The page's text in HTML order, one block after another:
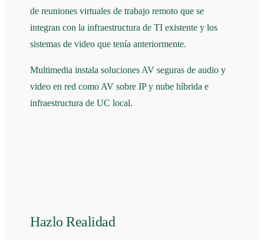
de reuniones virtuales de trabajo remoto que se
integran con la infraestructura de TI existente y los
sistemas de video que tenía anteriormente.
Multimedia instala soluciones AV seguras de audio y
video en red como AV sobre IP y nube híbrida e
infraestructura de UC local.
Hazlo Realidad